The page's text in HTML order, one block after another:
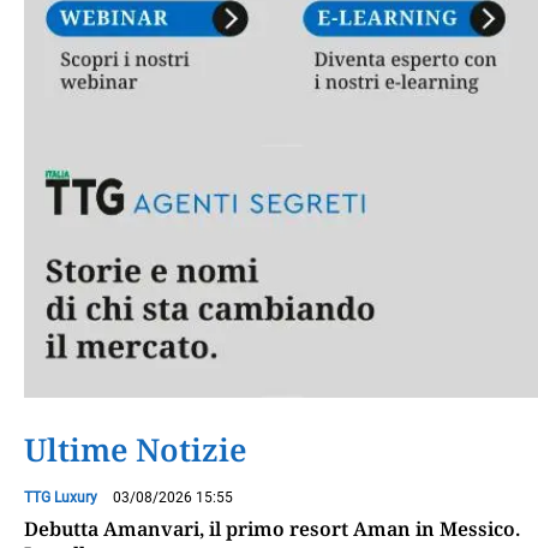
Ultime Notizie
TTG Luxury 03/08/2026 15:55
Debutta Amanvari, il primo resort Aman in Messico.